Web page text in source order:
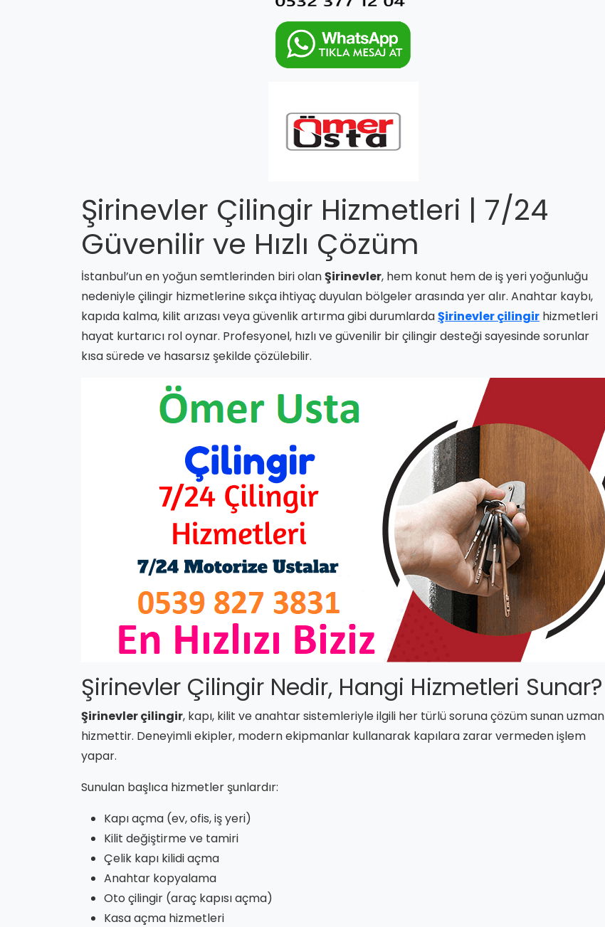
Şirinevler Çilingir Hizmetleri | 7/24
Güvenilir ve Hızlı Çözüm
İstanbul’un en yoğun semtlerinden biri olanŞirinevler, hem konut hem de iş yeri yoğunluğu
nedeniyle çilingir hizmetlerine sıkça ihtiyaç duyulan bölgeler arasında yer alır. Anahtar kaybı,
kapıda kalma, kilit arızası veya güvenlik artırma gibi durumlardaŞirinevler çilingir hizmetleri
hayat kurtarıcı rol oynar. Profesyonel, hızlı ve güvenilir bir çilingir desteği sayesinde sorunlar
kısa sürede ve hasarsız şekilde çözülebilir.
Şirinevler Çilingir Nedir, Hangi Hizmetleri Sunar?
Şirinevler çilingir, kapı, kilit ve anahtar sistemleriyle ilgili her türlü soruna çözüm sunan uzman
hizmettir. Deneyimli ekipler, modern ekipmanlar kullanarak kapılara zarar vermeden işlem
yapar.
Sunulan başlıca hizmetler şunlardır:
Kapı açma (ev, ofis, iş yeri)
Kilit değiştirme ve tamiri
Çelik kapı kilidi açma
Anahtar kopyalama
Oto çilingir (araç kapısı açma)
Kasa açma hizmetleri